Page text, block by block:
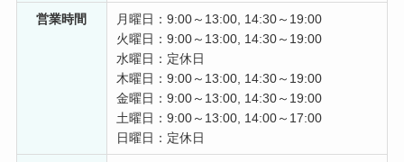
りずらく、定期検査程度なら良いですが、複数回治療を
分ける必要がある方は、完治までに数ヶ月かかるのはザ
ラなのでおすすめ出来ません。親身になってくださる素
敵な衛生士さんにもお会いした事はありましたが、それ
以上に通いにくさが強い医院でした。
たんぽぽちゃん
11 か月前
営業時間
月曜日：9:00～13:00, 14:30～19:00
火曜日：9:00～13:00, 14:30～19:00
水曜日：定休日
木曜日：9:00～13:00, 14:30～19:00
金曜日：9:00～13:00, 14:30～19:00
土曜日：9:00～13:00, 14:00～17:00
日曜日：定休日